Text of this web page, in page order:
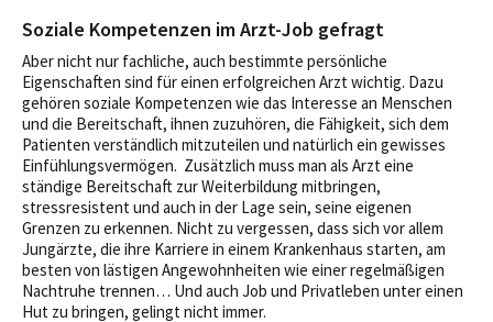
Soziale Kompetenzen im Arzt-Job gefragt
Aber nicht nur fachliche, auch bestimmte persönliche
Eigenschaften sind für einen erfolgreichen Arzt wichtig. Dazu
gehören soziale Kompetenzen wie das Interesse an Menschen
und die Bereitschaft, ihnen zuzuhören, die Fähigkeit, sich dem
Patienten verständlich mitzuteilen und natürlich ein gewisses
Einfühlungsvermögen. Zusätzlich muss man als Arzt eine
ständige Bereitschaft zur Weiterbildung mitbringen,
stressresistent und auch in der Lage sein, seine eigenen
Grenzen zu erkennen. Nicht zu vergessen, dass sich vor allem
Jungärzte, die ihre Karriere in einem Krankenhaus starten, am
besten von lästigen Angewohnheiten wie einer regelmäßigen
Nachtruhe trennen… Und auch Job und Privatleben unter einen
Hut zu bringen, gelingt nicht immer.